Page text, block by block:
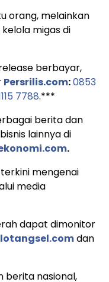
orang, melainkan
migas di
berbayar,
Persrilis.com:0853
7788.***
berita dan
lainnya di
.
mengenai
media
dapat dimonitor
dan
berita nasional,